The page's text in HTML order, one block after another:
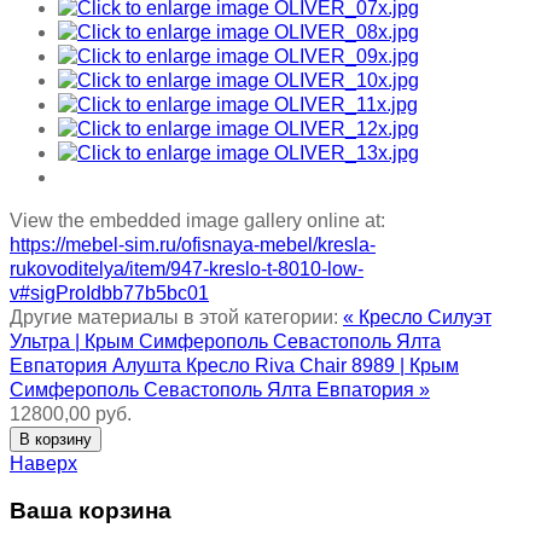
View the embedded image gallery online at:
https://mebel-sim.ru/ofisnaya-mebel/kresla-
rukovoditelya/item/947-kreslo-t-8010-low-
v#sigProIdbb77b5bc01
Другие материалы в этой категории: « Кресло Силуэт
Ультра | Крым Симферополь Севастополь Ялта
Евпатория Алушта Кресло Riva Chair 8989 | Крым
Симферополь Севастополь Ялта Евпатория »
12800,00 руб.
Наверх
Ваша корзина